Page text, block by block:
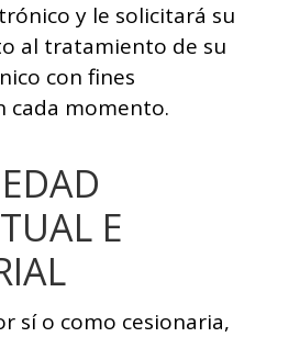
y le solicitará su
al tratamiento de su
con fines
cada momento.
E
sí o como cesionaria,